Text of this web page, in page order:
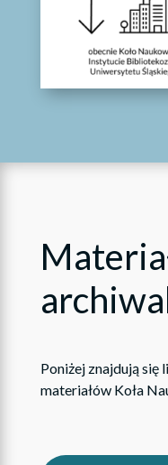
Poniżej znajdują się
materiałów Koła